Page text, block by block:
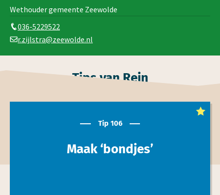
Wethouder gemeente Zeewolde
036-5229522
r.zijlstra@zeewolde.nl
Tips van Rein
Dit is een
Tip 106
Maak ‘bondjes’